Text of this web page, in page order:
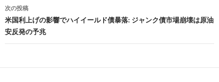
ビ
ゲ
ー
次の投稿
米国利上げの影響でハイイールド債暴落: ジャンク債市場崩壊は原油
安反発の予兆